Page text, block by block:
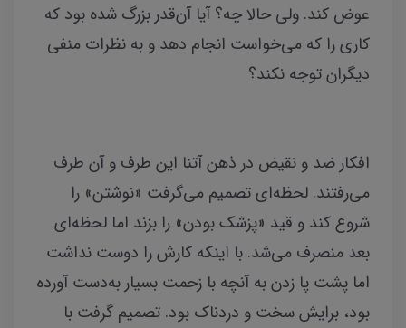
عوض کند. ولی حالا چه؟ آیا آن‌قدر بزرگ شده بود که
کاری را که می‌خواست انجام دهد و به نظرات منفی
دیگران توجه نکند؟
افکار ضد و نقیض در ذهن آتنا این طرف و آن طرف
می‌رفتند. لحظه‌ای تصمیم می‌گرفت «نوشتن» را
شروع کند و قید «پزشک‌ بودن» را بزند اما لحظه‌ای
بعد منصرف می‌شد. با اینکه کارش را دوست نداشت
اما پشت پا زدن به آنچه با زحمت بسیار به‌دست آورده
بود، برایش سخت و دردناک بود. تصمیم گرفت با